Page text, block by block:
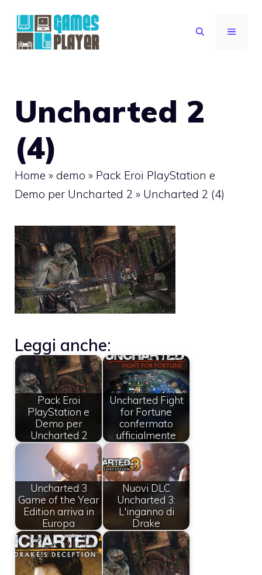
contenuto
MENU
Uncharted 2
(4)
Home » demo » Pack Eroi PlayStation e
Demo per Uncharted 2 » Uncharted 2 (4)
Leggi anche:
Pack Eroi
PlayStation e
Demo per
Uncharted 2
Uncharted Fight
for Fortune
confermato
ufficialmente
Uncharted 3
Game of the Year
Edition arriva in
Europa
Nuovi DLC
Uncharted 3:
L'inganno di
Drake